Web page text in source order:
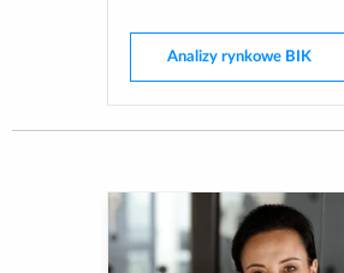
Analizy rynkowe BIK